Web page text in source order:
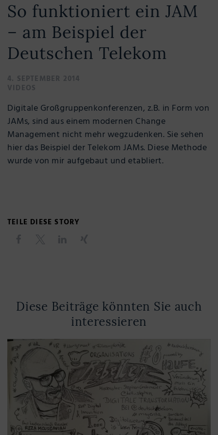
So funktioniert ein JAM
– am Beispiel der
Deutschen Telekom
4. SEPTEMBER 2014
VIDEOS
Digitale Großgruppenkonferenzen, z.B. in Form von
JAMs, sind aus einem modernen Change
Management nicht mehr wegzudenken. Sie sehen
hier das Beispiel der Telekom JAMs. Diese Methode
wurde von mir aufgebaut und etabliert.
TEILE DIESE STORY
Diese Beiträge könnten Sie auch
interessieren